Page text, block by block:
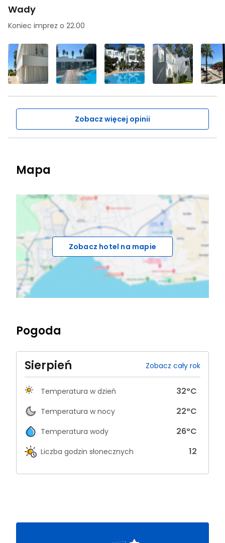
Wady
Koniec imprez o 22.00
Zobacz więcej opinii
Mapa
Zobacz hotel na mapie
Pogoda
Sierpień Zobacz cały rok
Temperatura w dzień 32°C
Temperatura w nocy 22°C
Temperatura wody 26°C
Liczba godzin słonecznych 12